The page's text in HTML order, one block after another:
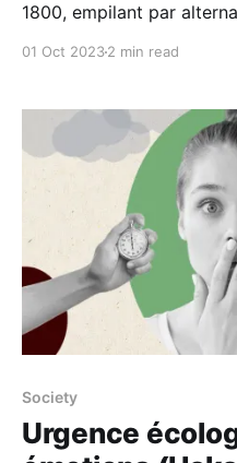
1800, empilant par
01 Oct 20232 min read
Society
Urgence